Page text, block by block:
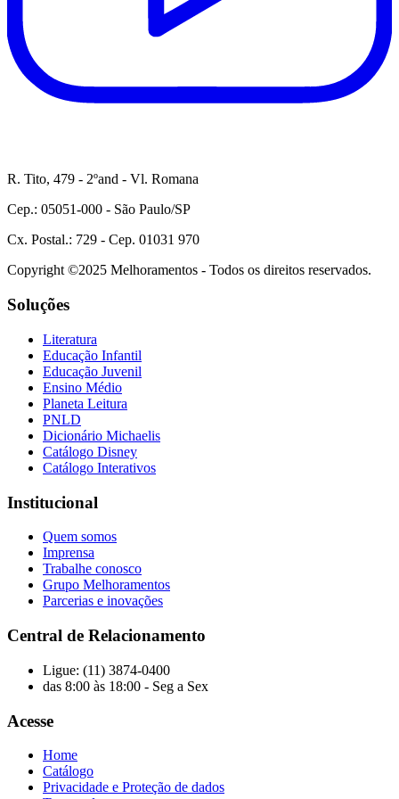
R. Tito, 479 - 2ºand - Vl. Romana
Cep.: 05051-000 - São Paulo/SP
Cx. Postal.: 729 - Cep. 01031 970
Copyright ©2025 Melhoramentos - Todos os direitos reservados.
Soluções
Literatura
Educação Infantil
Educação Juvenil
Ensino Médio
Planeta Leitura
PNLD
Dicionário Michaelis
Catálogo Disney
Catálogo Interativos
Institucional
Quem somos
Imprensa
Trabalhe conosco
Grupo Melhoramentos
Parcerias e inovações
Central de Relacionamento
Ligue: (11) 3874-0400
das 8:00 às 18:00 - Seg a Sex
Acesse
Home
Catálogo
Privacidade e Proteção de dados